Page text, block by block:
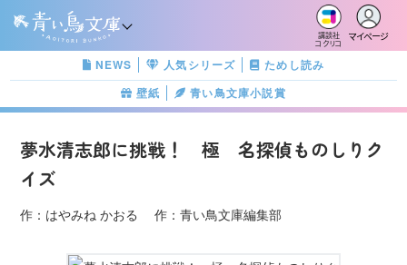
講談社
コクリコ
マイページ
NEWS 人気シリーズ
ためし読み
壁紙
青い鳥文庫小説賞
夢水清志郎に挑戦！ 極 名探偵ものしりク
イズ
作：はやみね かおる 作：青い鳥文庫編集部